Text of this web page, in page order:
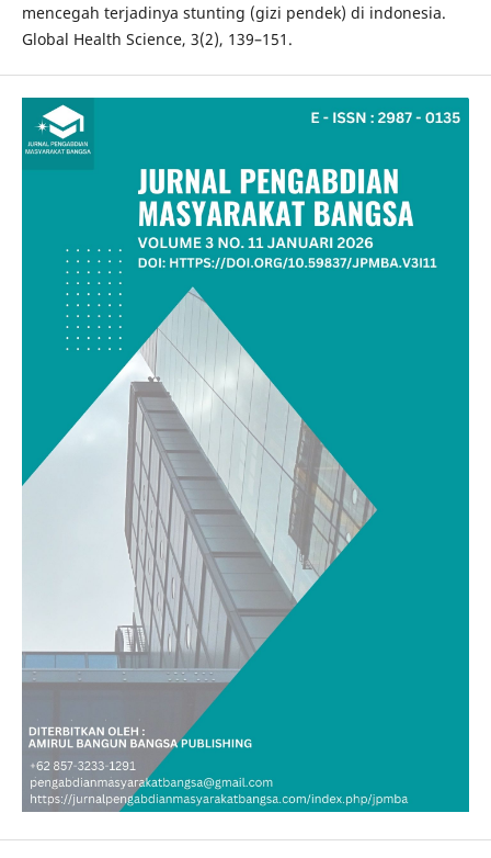
mencegah terjadinya stunting (gizi pendek) di indonesia.
Global Health Science, 3(2), 139–151.